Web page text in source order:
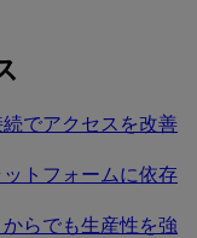
でアクセスを改善
ットフォームに依存
からでも生産性を強